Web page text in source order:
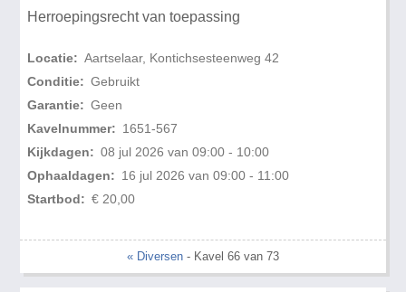
Herroepingsrecht van toepassing
Locatie: Aartselaar, Kontichsesteenweg 42
Conditie: Gebruikt
Garantie: Geen
Kavelnummer: 1651-567
Kijkdagen: 08 jul 2026 van 09:00 - 10:00
Ophaaldagen: 16 jul 2026 van 09:00 - 11:00
Startbod: € 20,00
« Diversen - Kavel 66 van 73